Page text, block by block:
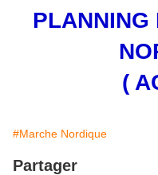
PLANNING
(
#Marche Nordique
Partager